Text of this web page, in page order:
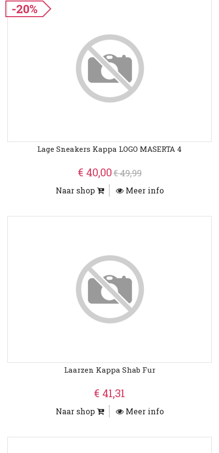
-20%
Lage Sneakers Kappa LOGO MASERTA 4
€ 40,00€ 49,99
Naar shop Meer info
Laarzen Kappa Shab Fur
€ 41,31
Naar shop Meer info